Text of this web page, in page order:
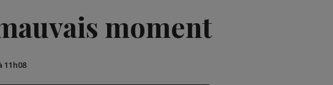
moment
11h08